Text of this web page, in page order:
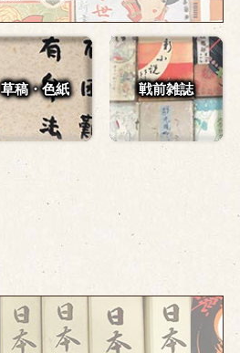
草稿・色紙 戦前雑誌